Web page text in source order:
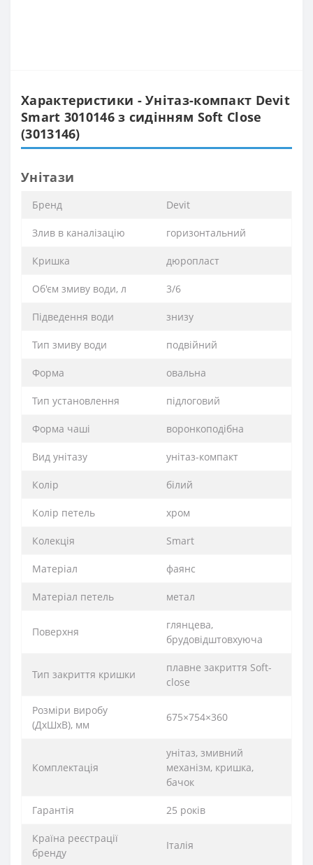
Характеристики - Унітаз-компакт Devit
Smart 3010146 з сидінням Soft Close
(3013146)
Унітази
Бренд Devit
Злив в каналізацію горизонтальний
Кришка дюропласт
Об'єм змиву води, л 3/6
Підведення води знизу
Тип змиву води подвійний
Форма овальна
Тип установлення підлоговий
Форма чаші воронкоподібна
Вид унітазу унітаз-компакт
Колір білий
Колір петель хром
Колекція Smart
Матеріал фаянс
Матеріал петель метал
Поверхня
глянцева,
брудовідштовхуюча
Тип закриття кришки
плавне закриття Soft-
close
Розміри виробу
(ДхШхВ), мм
675×754×360
Комплектація
унітаз, змивний
механізм, кришка,
бачок
Гарантія 25 років
Країна реєстрації
бренду
Італія